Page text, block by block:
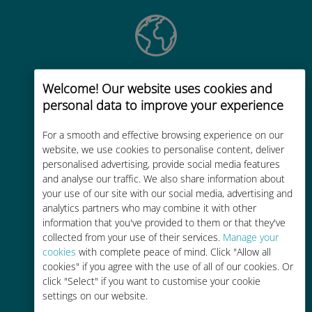
Welcome! Our website uses cookies and
personal data to improve your experience
For a smooth and effective browsing experience on our
website, we use cookies to personalise content, deliver
personalised advertising, provide social media features
and analyse our traffic. We also share information about
your use of our site with our social media, advertising and
analytics partners who may combine it with other
information that you've provided to them or that they've
collected from your use of their services. Manage your
cookies with complete peace of mind. Click "Allow all
cookies" if you agree with the use of all of our cookies. Or
click "Select" if you want to customise your cookie
settings on our website.
Weltweit
Weltweite hochwertige
Reiseziele
Kostengünstig
Bis zu 90 % günstiger als Roaming-
Gebühren bei Ihrem bisherigen
Anbieter